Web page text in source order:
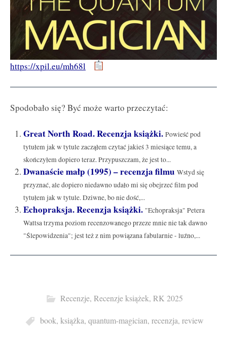
https://xpil.eu/mh68l
Spodobało się? Być może warto przeczytać:
Great North Road. Recenzja książki. Powieść pod
tytułem jak w tytule zacząłem czytać jakieś 3 miesiące temu, a
skończyłem dopiero teraz. Przypuszczam, że jest to...
Dwanaście małp (1995) – recenzja filmu Wstyd się
przyznać, ale dopiero niedawno udało mi się obejrzeć film pod
tytułem jak w tytule. Dziwne, bo nie dość,...
Echopraksja. Recenzja książki. "Echopraksja" Petera
Wattsa trzyma poziom recenzowanego przeze mnie nie tak dawno
"Ślepowidzenia"; jest też z nim powiązana fabularnie - luźno,...
Recenzje, Recenzje książek, RK 2025
book, książka, quantum-magician, recenzja, review